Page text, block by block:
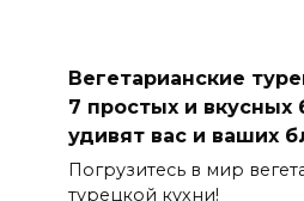
Вегетарианские
7 простых и
удивят вас и ваших
Погрузитесь в мир
турецкой кухни!